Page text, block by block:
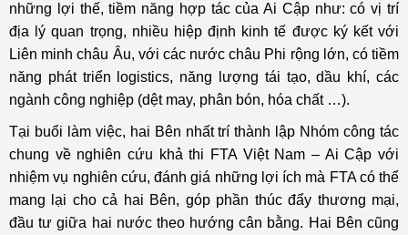
những lợi thế, tiềm năng hợp tác của Ai Cập như: có vị trí
địa lý quan trọng, nhiều hiệp định kinh tế được ký kết với
Liên minh châu Âu, với các nước châu Phi rộng lớn, có tiềm
năng phát triển logistics, năng lượng tái tạo, dầu khí, các
ngành công nghiệp (dệt may, phân bón, hóa chất …).
Tại buổi làm việc, hai Bên nhất trí thành lập Nhóm công tác
chung về nghiên cứu khả thi FTA Việt Nam – Ai Cập với
nhiệm vụ nghiên cứu, đánh giá những lợi ích mà FTA có thể
mang lại cho cả hai Bên, góp phần thúc đẩy thương mại,
đầu tư giữa hai nước theo hướng cân bằng. Hai Bên cũng